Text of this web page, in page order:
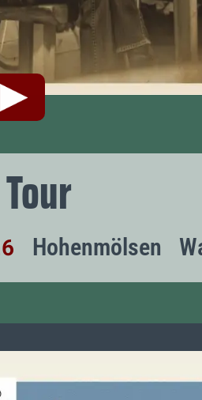
Hohenmölsen